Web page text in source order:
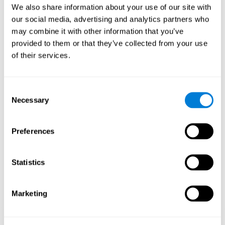
We also share information about your use of our site with
our social media, advertising and analytics partners who
may combine it with other information that you’ve
provided to them or that they’ve collected from your use
of their services.
Selection
Necessary
Preferences
Statistics
Marketing
mathématique" améliore-t-il mes
capacités cognitives ?
Le jeu "Chaos mathématique" cherche à stimuler les compétences
liées à la reconnaissance et à la mémoire non verbale. Le fait de
jouer et de s'entraîner de manière répétée à des jeux comme
endommagées.Une stimulation constante de nos compétences
peut contribuer à la création de nouvelles synapses, et aider les
circuits neuronaux à se réorganiser et à améliorer les fonctions
1ère SEMAINE 3ème SEMAINE